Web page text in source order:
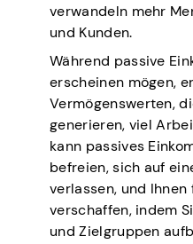
verwandeln mehr
und Kunden.
Während passive
erscheinen mögen,
Vermögenswerten,
generieren, viel
kann passives
befreien, sich auf
verlassen, und
verschaffen, indem
und Zielgruppen